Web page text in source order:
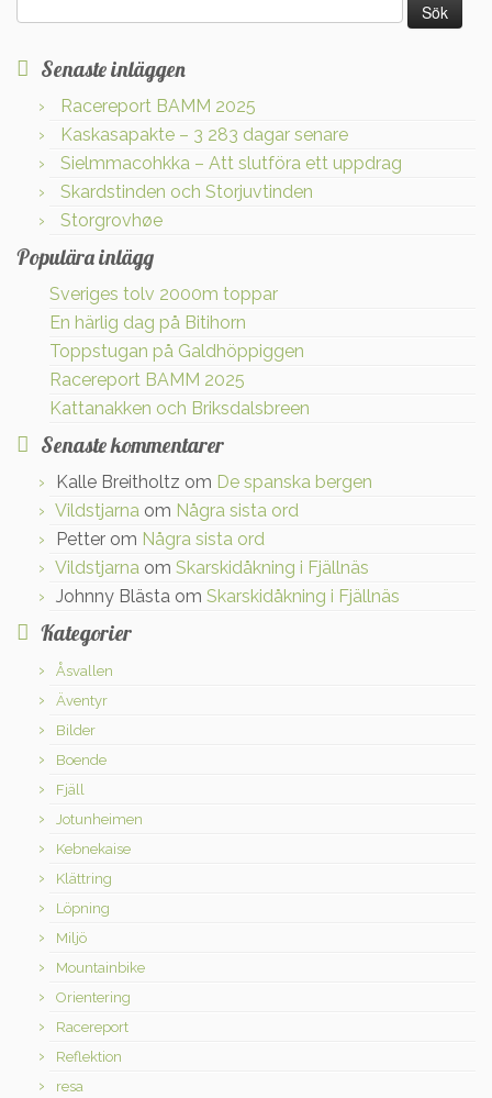
efter:
Senaste inläggen
Racereport BAMM 2025
Kaskasapakte – 3 283 dagar senare
Sielmmacohkka – Att slutföra ett uppdrag
Skardstinden och Storjuvtinden
Storgrovhøe
Populära inlägg
Sveriges tolv 2000m toppar
En härlig dag på Bitihorn
Toppstugan på Galdhöppiggen
Racereport BAMM 2025
Kattanakken och Briksdalsbreen
Senaste kommentarer
Kalle Breitholtz om De spanska bergen
Vildstjarna om Några sista ord
Petter om Några sista ord
Vildstjarna om Skarskidåkning i Fjällnäs
Johnny Blästa om Skarskidåkning i Fjällnäs
Kategorier
Åsvallen
Äventyr
Bilder
Boende
Fjäll
Jotunheimen
Kebnekaise
Klättring
Löpning
Miljö
Mountainbike
Orientering
Racereport
Reflektion
resa